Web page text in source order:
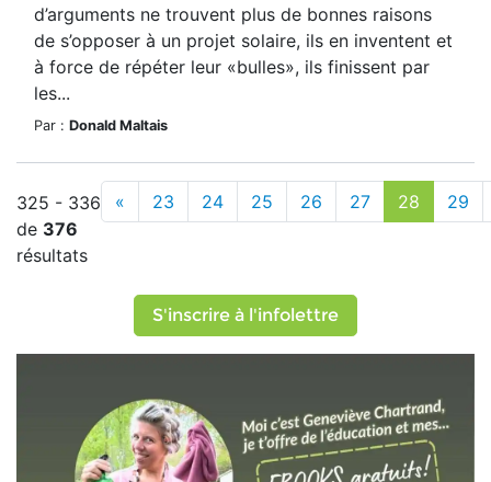
d’arguments ne trouvent plus de bonnes raisons
de s’opposer à un projet solaire, ils en inventent et
à force de répéter leur «bulles», ils finissent par
les...
Par : Donald Maltais
325 - 336
de 376
résultats
« 23 24 25 26 27 28 29
S'inscrire à l'infolettre